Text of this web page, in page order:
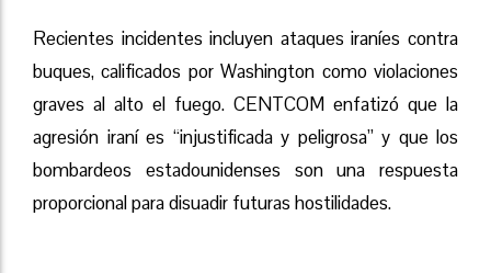
Recientes incidentes incluyen ataques iraníes contra
buques, calificados por Washington como violaciones
graves al alto el fuego. CENTCOM enfatizó que la
agresión iraní es “injustificada y peligrosa” y que los
bombardeos estadounidenses son una respuesta
proporcional para disuadir futuras hostilidades.